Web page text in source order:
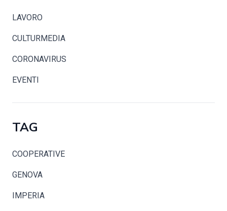
LAVORO
CULTURMEDIA
CORONAVIRUS
EVENTI
TAG
COOPERATIVE
GENOVA
IMPERIA